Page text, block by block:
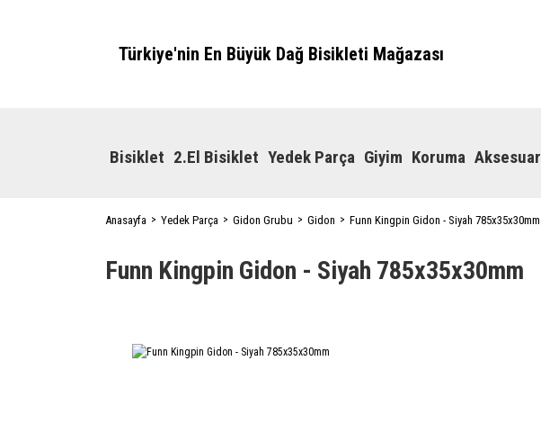
Türkiye'nin En Büyük Dağ Bisikleti Mağazası
Bisiklet 2.El Bisiklet Yedek Parça Giyim Koruma Aksesuar
Anasayfa Yedek Parça Gidon Grubu Gidon Funn Kingpin Gidon - Siyah 785x35x30mm
Funn Kingpin Gidon - Siyah 785x35x30mm